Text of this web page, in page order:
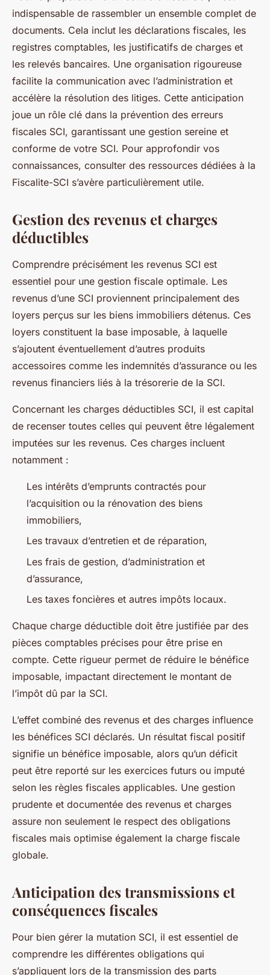
indispensable de rassembler un ensemble complet de
documents. Cela inclut les déclarations fiscales, les
registres comptables, les justificatifs de charges et
les relevés bancaires. Une organisation rigoureuse
facilite la communication avec l’administration et
accélère la résolution des litiges. Cette anticipation
joue un rôle clé dans la prévention des erreurs
fiscales SCI, garantissant une gestion sereine et
conforme de votre SCI. Pour approfondir vos
connaissances, consulter des ressources dédiées à la
Fiscalite-SCI s’avère particulièrement utile.
Gestion des revenus et charges
déductibles
Comprendre précisément les revenus SCI est
essentiel pour une gestion fiscale optimale. Les
revenus d’une SCI proviennent principalement des
loyers perçus sur les biens immobiliers détenus. Ces
loyers constituent la base imposable, à laquelle
s’ajoutent éventuellement d’autres produits
accessoires comme les indemnités d’assurance ou les
revenus financiers liés à la trésorerie de la SCI.
Concernant les charges déductibles SCI, il est capital
de recenser toutes celles qui peuvent être légalement
imputées sur les revenus. Ces charges incluent
notamment :
Les intérêts d’emprunts contractés pour
l’acquisition ou la rénovation des biens
immobiliers,
Les travaux d’entretien et de réparation,
Les frais de gestion, d’administration et
d’assurance,
Les taxes foncières et autres impôts locaux.
Chaque charge déductible doit être justifiée par des
pièces comptables précises pour être prise en
compte. Cette rigueur permet de réduire le bénéfice
imposable, impactant directement le montant de
l’impôt dû par la SCI.
L’effet combiné des revenus et des charges influence
les bénéfices SCI déclarés. Un résultat fiscal positif
signifie un bénéfice imposable, alors qu’un déficit
peut être reporté sur les exercices futurs ou imputé
selon les règles fiscales applicables. Une gestion
prudente et documentée des revenus et charges
assure non seulement le respect des obligations
fiscales mais optimise également la charge fiscale
globale.
Anticipation des transmissions et
conséquences fiscales
Pour bien gérer la mutation SCI, il est essentiel de
comprendre les différentes obligations qui
s’appliquent lors de la transmission des parts